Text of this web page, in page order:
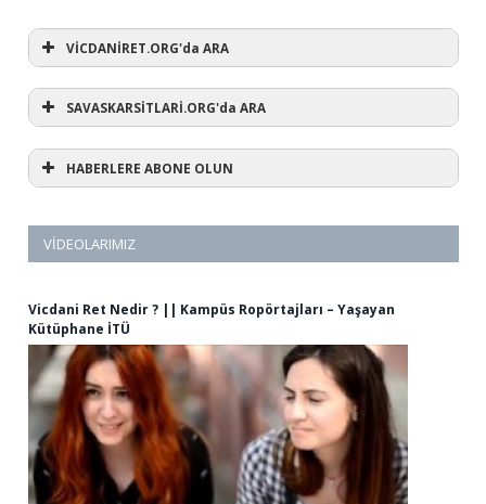
VİCDANİRET.ORG'da ARA
SAVASKARSİTLARİ.ORG'da ARA
HABERLERE ABONE OLUN
VIDEOLARIMIZ
Vicdani Ret Nedir ? || Kampüs Ropörtajları – Yaşayan
Kütüphane İTÜ